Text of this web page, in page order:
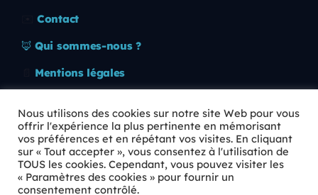
Contact
🦊 Qui sommes-nous ?
Mentions légales
🛡️ RGPD
Copyright © 2026 Animkids. Tous droits réservés.
Nous utilisons des cookies sur notre site Web pour vous
offrir l'expérience la plus pertinente en mémorisant
vos préférences et en répétant vos visites. En cliquant
sur « Tout accepter », vous consentez à l'utilisation de
TOUS les cookies. Cependant, vous pouvez visiter les
« Paramètres des cookies » pour fournir un
consentement contrôlé.